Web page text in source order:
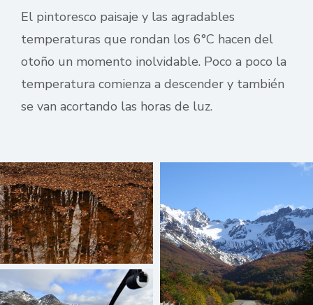
El pintoresco paisaje y las agradables
temperaturas que rondan los 6°C hacen del
otoño un momento inolvidable. Poco a poco la
temperatura comienza a descender y también
se van acortando las horas de luz.